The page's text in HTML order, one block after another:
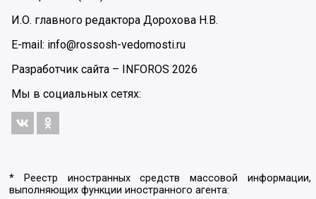
И.О. главного редактора Дорохова Н.В.
E-mail: info@rossosh-vedomosti.ru
Разработчик сайта – INFOROS 2026
Мы в социальных сетях:
* Реестр иностранных средств массовой информации,
выполняющих функции иностранного агента: